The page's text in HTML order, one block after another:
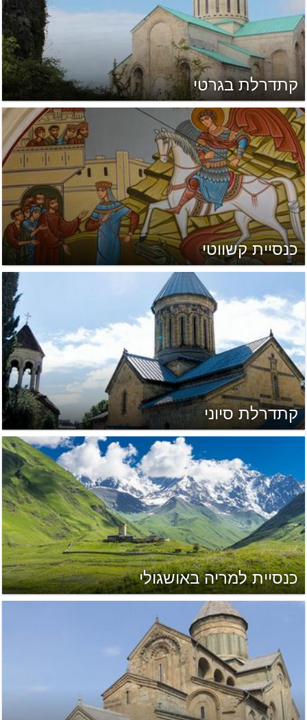
קתדרלת בגרטי
כנסיית קשווטי
קתדרלת סיוני
כנסיית למריה באושגולי